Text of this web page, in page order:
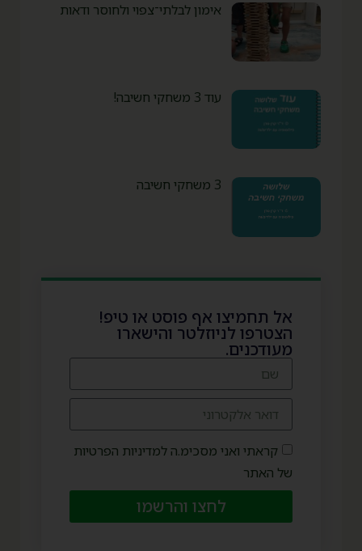
אימון לבלתי־צפוי ולחוסר ודאות
עוד 3 משחקי חשיבה!
אל תחמיצו אף פוסט או טיפ!
הצטרפו לניוזלטר והישארו
מעודכנים.
קראתי ואני מסכימ.ה למדיניות הפרטיות
של האתר
לחצו והרשמו